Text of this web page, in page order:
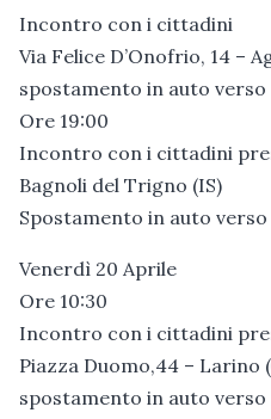
Incontro con i cittadini
Via Felice D’Onofrio, 14 –
spostamento in auto
Ore 19:00
Incontro con i cittadini
Bagnoli del Trigno (IS)
Spostamento in auto verso
Venerdì 20 Aprile
Ore 10:30
Incontro con i cittadini
Piazza Duomo,44 – Larino
spostamento in auto verso